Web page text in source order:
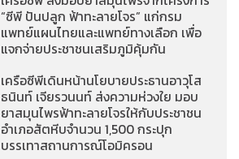
“ซีพี ปันปลูก ฟ้าทะลายโจร” แก่กรม
แพทย์แผนไทยและแพทย์ทางเลือก เพื่อ
แจกจ่ายประชาชนเสริมภูมิคุ้มกัน
เครือซีพีเดินหน้านโยบายประธานอาวุโส
ธนินท์ เจียรวนนท์ ส่งความห่วงใย มอบ
ยาสมุนไพรฟ้าทะลายโจรให้กับประชาชน
อำเภอสัตหีบจำนวน 1,500 กระปุก
บรรเทาสถานการณ์โอมิครอน